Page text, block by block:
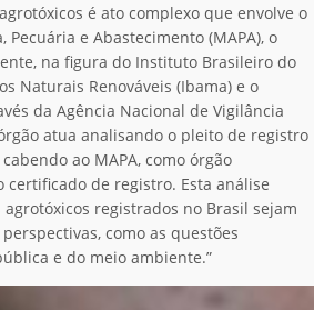
é ato complexo que envolve o
e Abastecimento (MAPA), o
na figura do Instituto Brasileiro do
Naturais Renováveis (Ibama) e o
da Agência Nacional de Vigilância
atua analisando o pleito de registro
ao MAPA, como órgão
certificado de registro. Esta análise
registrados no Brasil sejam
como as questões
e do meio ambiente.”